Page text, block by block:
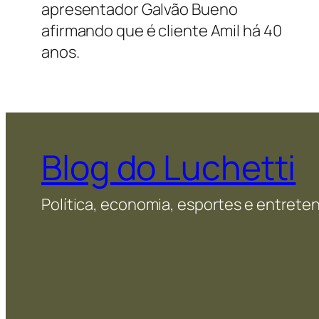
apresentador Galvão Bueno
afirmando que é cliente Amil há 40
anos.
Blog do Luchetti
Política, economia, esportes e